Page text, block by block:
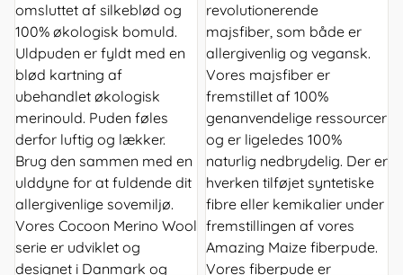
omsluttet af silkeblød og
100% økologisk bomuld.
Uldpuden er fyldt med en
blød kartning af
ubehandlet økologisk
merinould. Puden føles
derfor luftig og lækker.
Brug den sammen med en
ulddyne for at fuldende dit
allergivenlige sovemiljø.
Vores Cocoon Merino Wool
serie er udviklet og
designet i Danmark og
revolutionerende
majsfiber, som både er
allergivenlig og vegansk.
Vores majsfiber er
fremstillet af 100%
genanvendelige ressourcer
og er ligeledes 100%
naturlig nedbrydelig. Der er
hverken tilføjet syntetiske
fibre eller kemikalier under
fremstillingen af vores
Amazing Maize fiberpude.
Vores fiberpude er